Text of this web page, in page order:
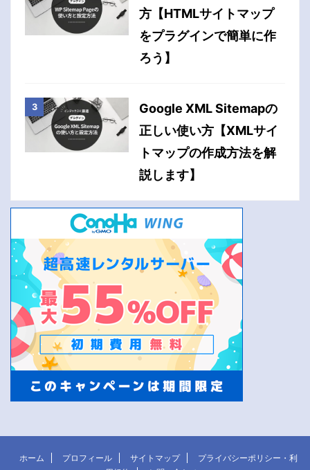
方【HTMLサイトマップ
をプラグインで簡単に作
ろう】
Google XML Sitemapの
正しい使い方【XMLサイ
トマップの作成方法を解
説します】
ホーム プロフィール サイトマップ
プライバシーポリシー・利